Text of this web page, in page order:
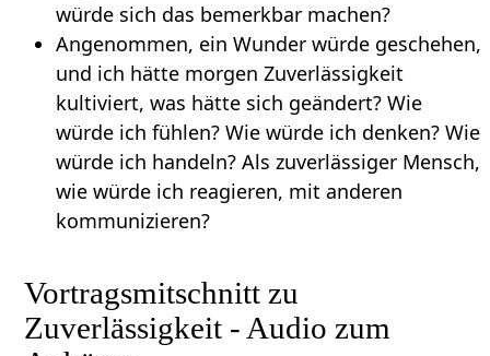
würde sich das bemerkbar machen?
Angenommen, ein Wunder würde geschehen,
und ich hätte morgen Zuverlässigkeit
kultiviert, was hätte sich geändert? Wie
würde ich fühlen? Wie würde ich denken? Wie
würde ich handeln? Als zuverlässiger Mensch,
wie würde ich reagieren, mit anderen
kommunizieren?
Vortragsmitschnitt zu
Zuverlässigkeit - Audio zum